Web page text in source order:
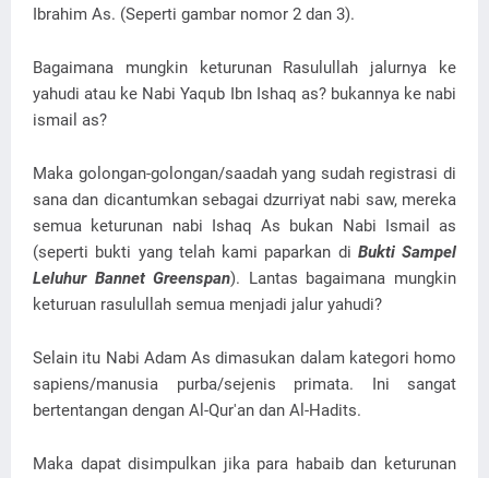
Ibrahim As. (Seperti gambar nomor 2 dan 3).
Bagaimana mungkin keturunan Rasulullah jalurnya ke
yahudi atau ke Nabi Yaqub Ibn Ishaq as? bukannya ke nabi
ismail as?
Maka golongan-golongan/saadah yang sudah registrasi di
sana dan dicantumkan sebagai dzurriyat nabi saw, mereka
semua keturunan nabi Ishaq As bukan Nabi Ismail as
(seperti bukti yang telah kami paparkan di Bukti Sampel
Leluhur Bannet Greenspan). Lantas bagaimana mungkin
keturuan rasulullah semua menjadi jalur yahudi?
Selain itu Nabi Adam As dimasukan dalam kategori homo
sapiens/manusia purba/sejenis primata. Ini sangat
bertentangan dengan Al-Qur'an dan Al-Hadits.
Maka dapat disimpulkan jika para habaib dan keturunan